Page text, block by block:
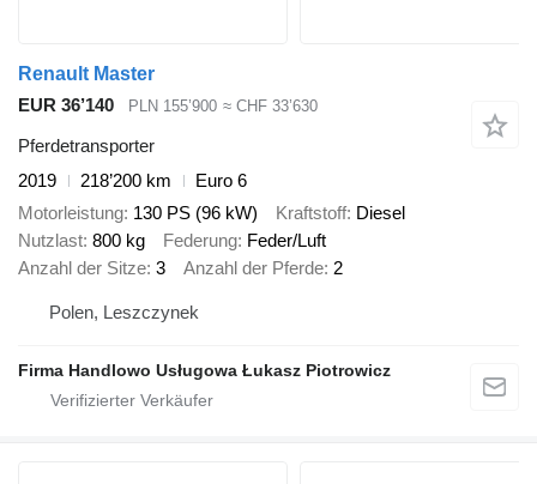
Renault Master
EUR 36’140
PLN 155’900 ≈ CHF 33’630
Pferdetransporter
2019
218’200 km
Euro 6
Motorleistung 130 PS (96 kW) Kraftstoff Diesel
Nutzlast 800 kg Federung Feder/Luft
Anzahl der Sitze 3 Anzahl der Pferde 2
Polen, Leszczynek
Firma Handlowo Usługowa Łukasz Piotrowicz